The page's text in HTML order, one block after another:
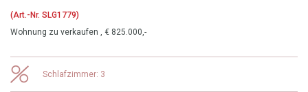
(Art.-Nr. SLG1779)
Wohnung zu verkaufen , € 825.000,-
Schlafzimmer: 3